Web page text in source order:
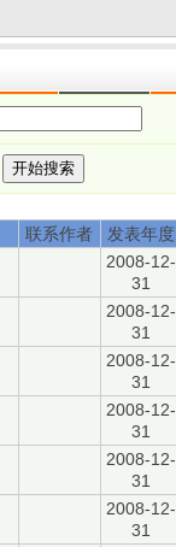
联系作者
发表年度
2008-12-
31
2008-12-
31
2008-12-
31
2008-12-
31
2008-12-
31
2008-12-
31